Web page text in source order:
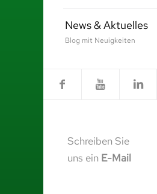
News & Aktuelles
Blog mit Neuigkeiten
Schreiben Sie
uns ein E-Mail